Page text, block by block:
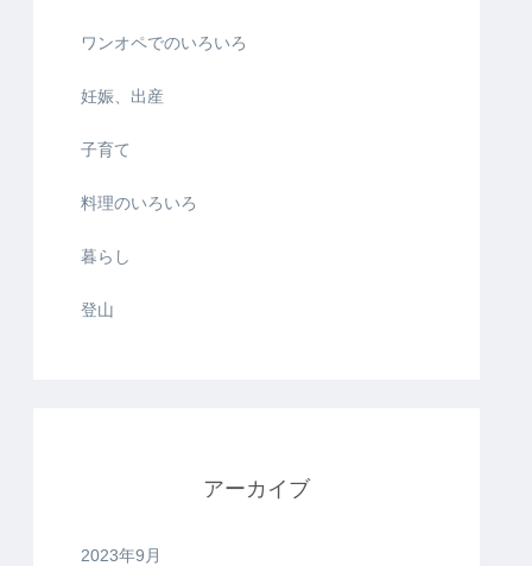
ワンオペでのいろいろ
妊娠、出産
子育て
料理のいろいろ
暮らし
登山
アーカイブ
2023年9月